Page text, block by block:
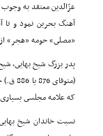
عزّالدین معتقد به
«مصلى» حومه «هجر»
که علامه مجلسى بسیارى
نسبت خاندان شیخ